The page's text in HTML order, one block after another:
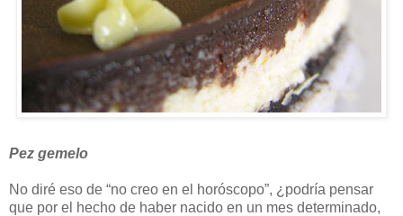
Pez gemelo
No diré eso de “no creo en el horóscopo”, ¿podría pensar
que por el hecho de haber nacido en un mes determinado,